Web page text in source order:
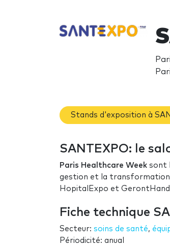
Stands d'exposition à
SANTEXPO: le
Paris Healthcare Week sont
gestion et la transformation
HopitalExpo et
Fiche technique
Secteur: soins de santé,
Périodicité: anual